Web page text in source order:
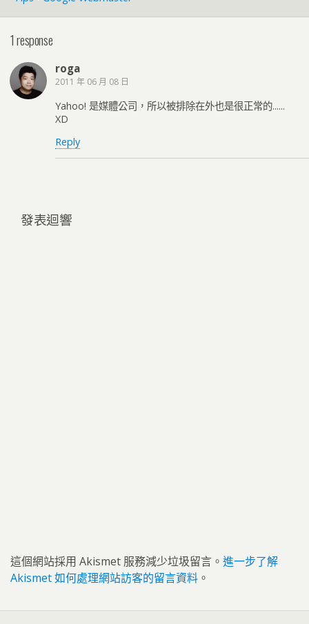
1 response
roga
2011 年 06 月 08 日
Yahoo! 是媒體公司，所以被排除在外也是很正常的......
XD
Reply
發表迴響
這個網站採用 Akismet 服務減少垃圾留言。 進一步了解
Akismet 如何處理網站訪客的留言資料 。